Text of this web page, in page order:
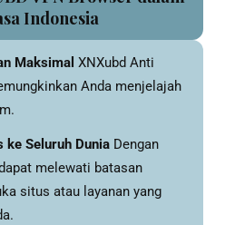
Indonesia
Maksimal XNXubd Anti
Anda menjelajah
ke Seluruh Dunia Dengan
melewati batasan
situs atau layanan yang